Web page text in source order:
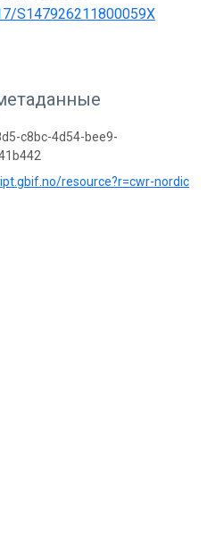
S147926211800059X
c8bc-4d54-bee9-
resource?r=cwr-nordic